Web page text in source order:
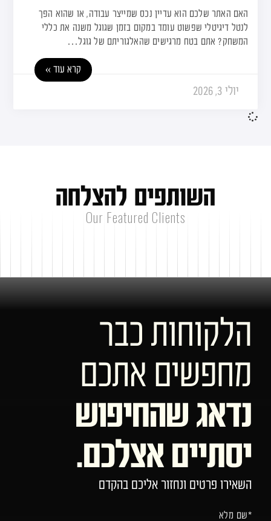
האם האתר שלכם הוא עדיין נכס שמייצר עבודה, או שהוא הפך
לנטל דיגיטלי שפשוט עומד במקום בזמן שגוגל משנה את כללי
המשחק? אתם בטח מרגישים שהאלגוריתם של גוגל…
קרא עוד »
יולי 3, 2026
השותפים להצלחה
Our Featured Clients
הלקוחות כבר
מחפשים אתכם
נדאג שהחיפוש
יסתיים אצלכם.
השאירו פרטים ונחזור אליכם בהקדם
*שם מלא